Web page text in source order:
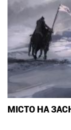
МІСТО НА